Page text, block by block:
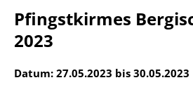
Pfingstkirmes
2023
Datum: 27.05.2023 bis 30.05.2023